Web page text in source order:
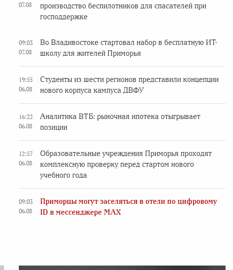
07.08
производство беспилотников для спасателей при
господдержке
09:03
07.08
Во Владивостоке стартовал набор в бесплатную ИТ-
школу для жителей Приморья
19:55
06.08
Студенты из шести регионов представили концепции
нового корпуса кампуса ДВФУ
16:22
06.08
Аналитика ВТБ: рыночная ипотека отыгрывает
позиции
12:57
06.08
Образовательные учреждения Приморья проходят
комплексную проверку перед стартом нового
учебного года
09:03
06.08
Приморцы могут заселяться в отели по цифровому
ID в мессенджере MAX